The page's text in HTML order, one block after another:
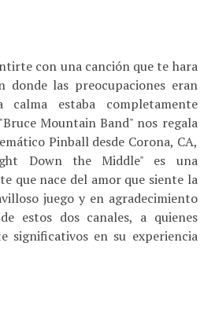
con una canción que te hara
donde las preocupaciones eran
estaba completamente
Mountain Band" nos regala
Pinball desde Corona, CA,
Down the Middle" es una
que nace del amor que siente la
juego y en agradecimiento
estos dos canales, a quienes
significativos en su experiencia